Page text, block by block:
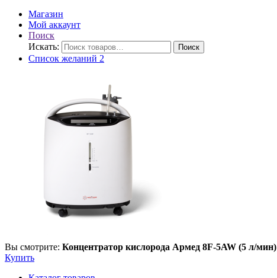
Магазин
Мой аккаунт
Поиск
Искать:
Поиск
Список желаний 2
Вы смотрите: Концентратор кислорода Армед 8F-5AW (5 л/мин)
Купить